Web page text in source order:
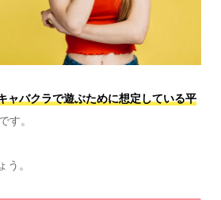
ャバクラで遊ぶために想定している平
す。
。